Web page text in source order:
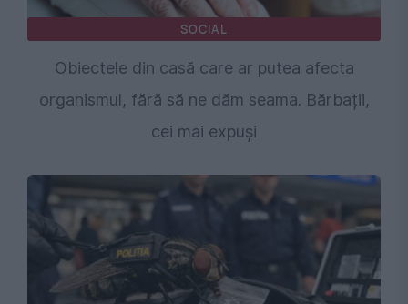
SOCIAL
Obiectele din casă care ar putea afecta
organismul, fără să ne dăm seama. Bărbații,
cei mai expuși